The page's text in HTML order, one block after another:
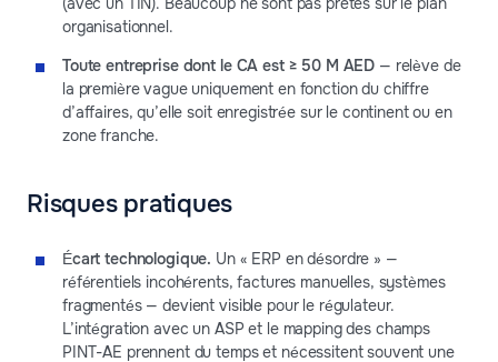
organisationnel.
Toute entreprise dont le CA est ≥ 50 M AED — relève de
la première vague uniquement en fonction du chiffre
d’affaires, qu’elle soit enregistrée sur le continent ou en
zone franche.
Risques pratiques
Écart technologique. Un « ERP en désordre » —
référentiels incohérents, factures manuelles, systèmes
fragmentés — devient visible pour le régulateur.
L’intégration avec un ASP et le mapping des champs
PINT-AE prennent du temps et nécessitent souvent une